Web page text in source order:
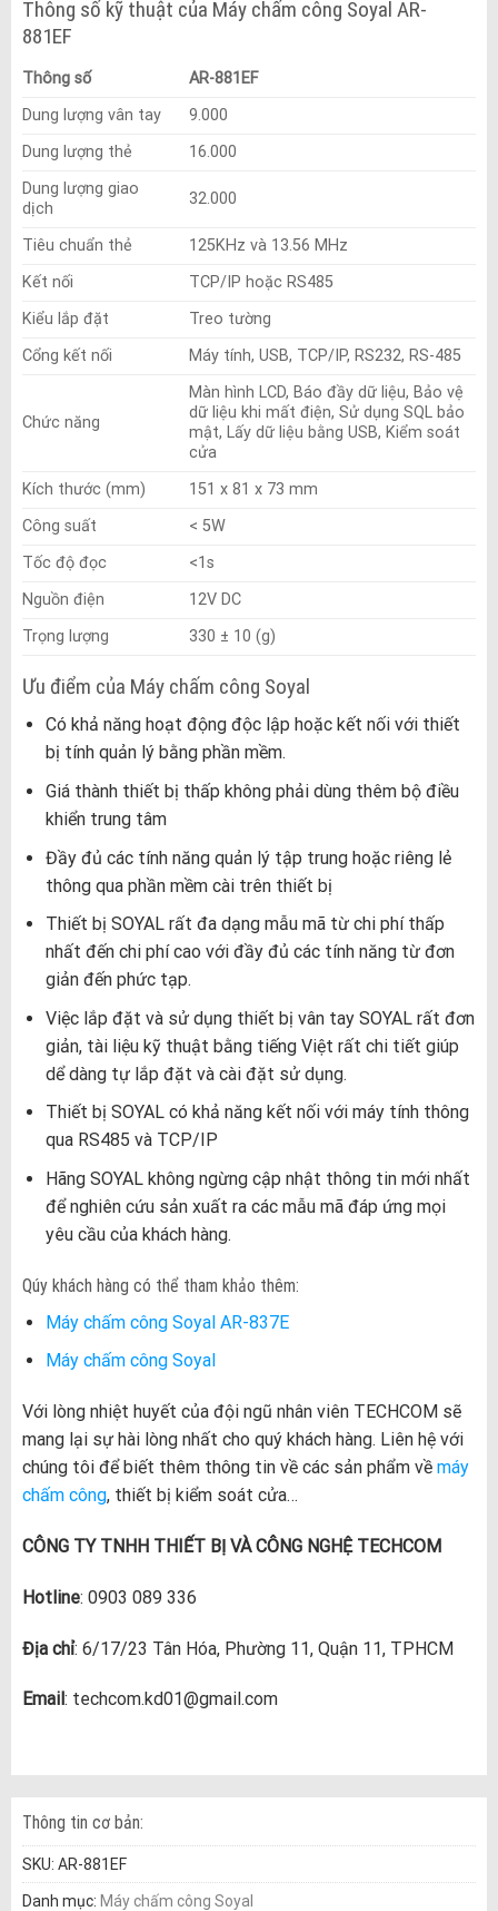
Thông số kỹ thuật của Máy chấm công Soyal AR-
881EF
Thông số
AR-881EF
Dung lượng vân tay
9.000
Dung lượng thẻ
16.000
Dung lượng giao
dịch
32.000
Tiêu chuẩn thẻ
125KHz và 13.56 MHz
Kết nối
TCP/IP hoặc RS485
Kiểu lắp đặt
Treo tường
Cổng kết nối
Máy tính, USB, TCP/IP, RS232, RS-485
Chức năng
Màn hình LCD, Báo đầy dữ liệu, Bảo vệ
dữ liệu khi mất điện, Sử dụng SQL bảo
mật, Lấy dữ liệu bằng USB, Kiểm soát
cửa
Kích thước (mm)
151 x 81 x 73 mm
Công suất
< 5W
Tốc độ đọc
<1s
Nguồn điện
12V DC
Trọng lượng
330 ± 10 (g)
Ưu điểm của Máy chấm công Soyal
Có khả năng hoạt động độc lập hoặc kết nối với thiết
bị tính quản lý bằng phần mềm.
Giá thành thiết bị thấp không phải dùng thêm bộ điều
khiển trung tâm
Đầy đủ các tính năng quản lý tập trung hoặc riêng lẻ
thông qua phần mềm cài trên thiết bị
Thiết bị SOYAL rất đa dạng mẫu mã từ chi phí thấp
nhất đến chi phí cao với đầy đủ các tính năng từ đơn
giản đến phức tạp.
Việc lắp đặt và sử dụng thiết bị vân tay SOYAL rất đơn
giản, tài liệu kỹ thuật bằng tiếng Việt rất chi tiết giúp
dể dàng tự lắp đặt và cài đặt sử dụng.
Thiết bị SOYAL có khả năng kết nối với máy tính thông
qua RS485 và TCP/IP
Hãng SOYAL không ngừng cập nhật thông tin mới nhất
để nghiên cứu sản xuất ra các mẫu mã đáp ứng mọi
yêu cầu của khách hàng.
Qúy khách hàng có thể tham khảo thêm:
Máy chấm công Soyal AR-837E
Máy chấm công Soyal
Với lòng nhiệt huyết của đội ngũ nhân viên TECHCOM sẽ
mang lại sự hài lòng nhất cho quý khách hàng. Liên hệ với
chúng tôi để biết thêm thông tin về các sản phẩm về máy
chấm công, thiết bị kiểm soát cửa…
CÔNG TY TNHH THIẾT BỊ VÀ CÔNG NGHỆ TECHCOM
Hotline: 0903 089 336
Địa chỉ: 6/17/23 Tân Hóa, Phường 11, Quận 11, TPHCM
Email : techcom.kd01@gmail.com
Thông tin cơ bản:
SKU: AR-881EF
Danh mục: Máy chấm công Soyal